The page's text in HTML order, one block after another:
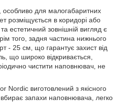
особливо для малогабаритних
розміщується в коридорі або
та естетичний зовнішній вигляд є
того, задня частина нижнього
- 25 см, що гарантує захист від
що широко відкривається,
чистити наповнювач, не
Nordic виготовлений з якісного
запахи наповнювача, легко